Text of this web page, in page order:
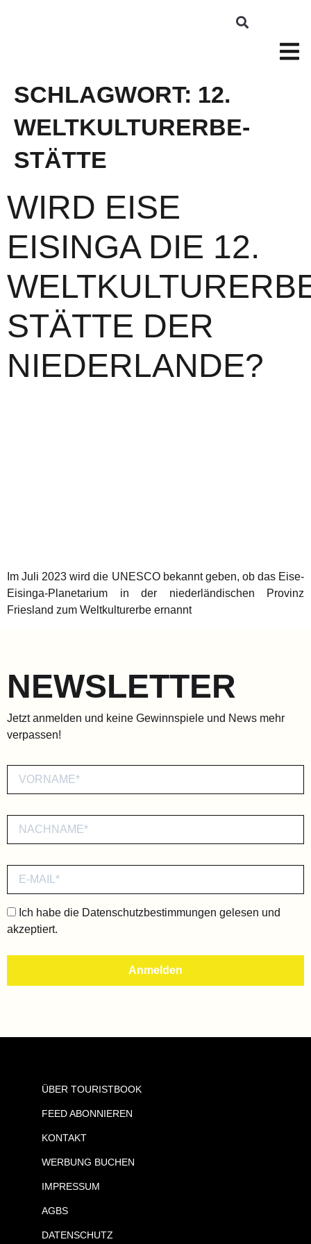
SCHLAGWORT: 12.
WELTKULTURERBE-
STÄTTE
WIRD EISE
EISINGA DIE 12.
STÄTTE DER
NIEDERLANDE?
Im Juli 2023 wird die UNESCO bekannt geben, ob das Eise-
Eisinga-Planetarium in der niederländischen Provinz
Friesland zum Weltkulturerbe ernannt
NEWSLETTER
Jetzt anmelden und keine Gewinnspiele und News mehr
verpassen!
Ich habe die Datenschutzbestimmungen gelesen und
akzeptiert.
ÜBER TOURISTBOOK
FEED ABONNIEREN
KONTAKT
WERBUNG BUCHEN
IMPRESSUM
AGBS
DATENSCHUTZ